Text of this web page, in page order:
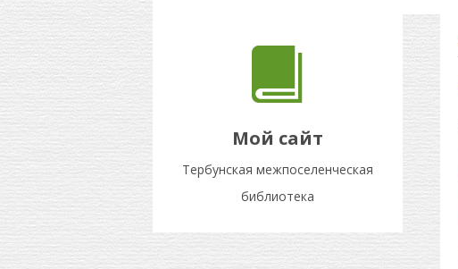
Мой сайт
Тербунская межпоселенческая
библиотека